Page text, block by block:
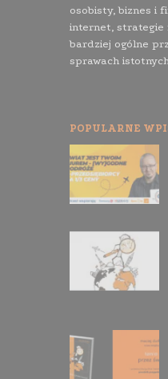
osobisty, biznes i
internet, strategie
bardziej ogólne
sprawach
POPULARNE